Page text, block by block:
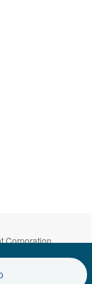
Corporation